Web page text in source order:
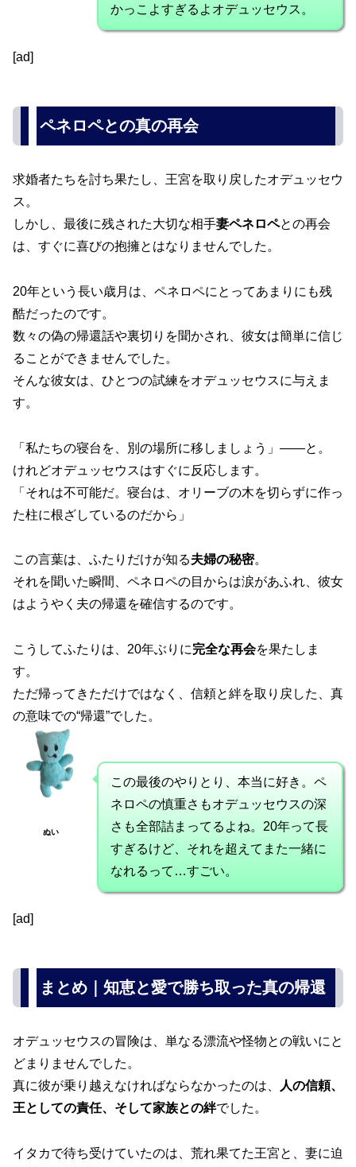
かっこよすぎるよオデュッセウス。
[ad]
ペネロペとの真の再会
求婚者たちを討ち果たし、王宮を取り戻したオデュッセウ
ス。
しかし、最後に残された大切な相手妻ペネロペとの再会
は、すぐに喜びの抱擁とはなりませんでした。
20年という長い歳月は、ペネロペにとってあまりにも残
酷だったのです。
数々の偽の帰還話や裏切りを聞かされ、彼女は簡単に信じ
ることができませんでした。
そんな彼女は、ひとつの試練をオデュッセウスに与えま
す。
「私たちの寝台を、別の場所に移しましょう」――と。
けれどオデュッセウスはすぐに反応します。
「それは不可能だ。寝台は、オリーブの木を切らずに作っ
た柱に根ざしているのだから」
この言葉は、ふたりだけが知る夫婦の秘密。
それを聞いた瞬間、ペネロペの目からは涙があふれ、彼女
はようやく夫の帰還を確信するのです。
こうしてふたりは、20年ぶりに完全な再会を果たしま
す。
ただ帰ってきただけではなく、信頼と絆を取り戻した、真
の意味での“帰還”でした。
ぬい
この最後のやりとり、本当に好き。ペ
ネロペの慎重さもオデュッセウスの深
さも全部詰まってるよね。20年って長
すぎるけど、それを超えてまた一緒に
なれるって…すごい。
[ad]
まとめ｜知恵と愛で勝ち取った真の帰還
オデュッセウスの冒険は、単なる漂流や怪物との戦いにと
どまりませんでした。
真に彼が乗り越えなければならなかったのは、
人の信頼、
王としての責任、そして家族との絆でした。
イタカで待ち受けていたのは、荒れ果てた王宮と、妻に迫